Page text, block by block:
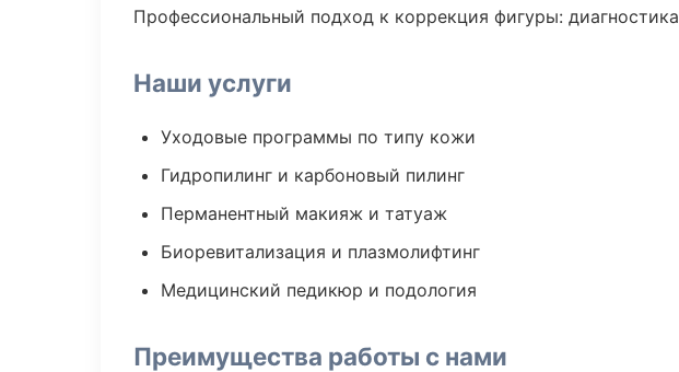
Профессиональный подход к коррекция фигуры:
Наши услуги
Уходовые программы по типу кожи
Гидропилинг и карбоновый пилинг
Перманентный макияж и татуаж
Биоревитализация и плазмолифтинг
Медицинский педикюр и подология
Преимущества работы с нами